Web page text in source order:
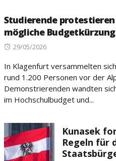
Studierende
mögliche
Posted
29/05/2026
In Klagenfurt versammelten
rund 1.200 Personen vor der
Demonstrierenden wandten
im Hochschulbudget und...
Kunasek
Regeln für